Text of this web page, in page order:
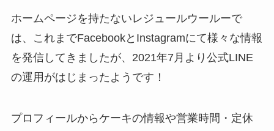
ホームページを持たないレジュールウールーで
は、これまでFacebookとInstagramにて様々な情報
を発信してきましたが、2021年7月より公式LINE
の運用がはじまったようです！
プロフィールからケーキの情報や営業時間・定休